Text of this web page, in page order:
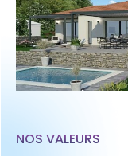
NOS VALEURS